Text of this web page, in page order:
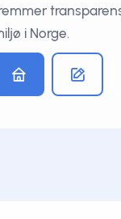
i Norge.